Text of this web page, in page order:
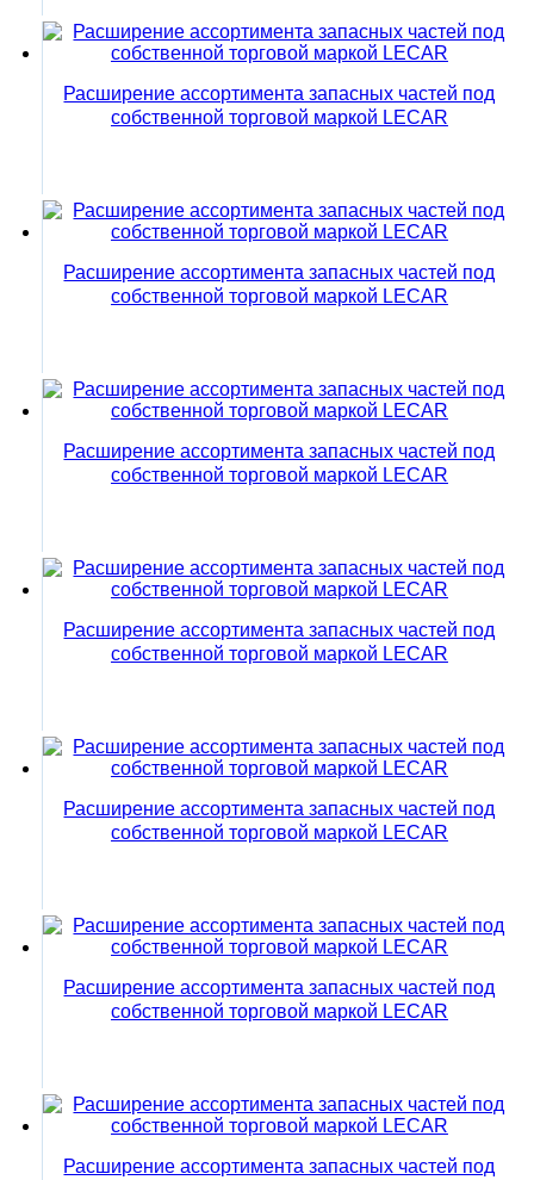
Расширение ассортимента запасных частей под
собственной торговой маркой LECAR
Расширение ассортимента запасных частей под
собственной торговой маркой LECAR
Расширение ассортимента запасных частей под
собственной торговой маркой LECAR
Расширение ассортимента запасных частей под
собственной торговой маркой LECAR
Расширение ассортимента запасных частей под
собственной торговой маркой LECAR
Расширение ассортимента запасных частей под
собственной торговой маркой LECAR
Расширение ассортимента запасных частей под